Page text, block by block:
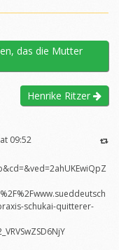
das die Mutter
Henrike Ritzer
09:52
schukai-quitterer-